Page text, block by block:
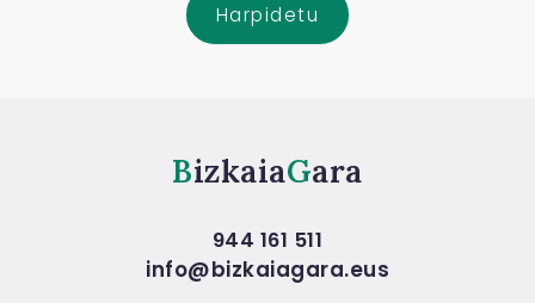
Harpidetu
Bizkaia Gara
944 161 511
info@bizkaiagara.eus